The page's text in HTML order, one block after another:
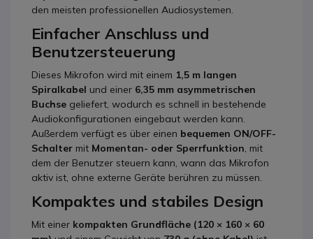
den meisten professionellen Audiosystemen.
Einfacher Anschluss und
Benutzersteuerung
Dieses Mikrofon wird mit einem 1,5 m langen
Spiralkabel und einer 6,35 mm asymmetrischen
Buchse geliefert, wodurch es schnell in bestehende
Audiokonfigurationen eingebaut werden kann.
Außerdem verfügt es über einen bequemen ON/OFF-
Schalter mit Momentan- oder Sperrfunktion, mit
dem der Benutzer steuern kann, wann das Mikrofon
aktiv ist, ohne externe Geräte berühren zu müssen.
Kompaktes und stabiles Design
Mit einer kompakten Grundfläche (120 × 160 × 60